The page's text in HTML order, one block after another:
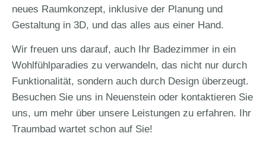
neues Raumkonzept, inklusive der Planung und
Gestaltung in 3D, und das alles aus einer Hand.
Wir freuen uns darauf, auch Ihr Badezimmer in ein
Wohlfühlparadies zu verwandeln, das nicht nur durch
Funktionalität, sondern auch durch Design überzeugt.
Besuchen Sie uns in Neuenstein oder kontaktieren Sie
uns, um mehr über unsere Leistungen zu erfahren. Ihr
Traumbad wartet schon auf Sie!